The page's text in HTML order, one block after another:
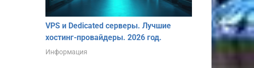
VPS и Dedicated серверы. Лучшие
хостинг-провайдеры. 2026 год.
Информация